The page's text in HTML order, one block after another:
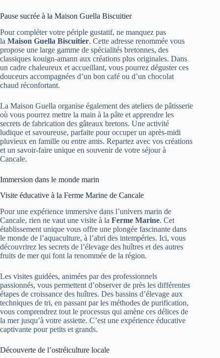
Pause sucrée à la Maison Guella Biscuitier
Pour compléter votre périple gustatif, ne manquez pas
la Maison Guella Biscuitier. Cette adresse renommée vous
propose une large gamme de spécialités bretonnes, des
classiques kouign-amann aux créations plus originales. Dans
un cadre chaleureux et accueillant, vous pourrez déguster ces
douceurs accompagnées d’un bon café ou d’un chocolat
chaud réconfortant.
La Maison Guella organise également des ateliers de pâtisserie
où vous pourrez mettre la main à la pâte et apprendre les
secrets de fabrication des gâteaux bretons. Une activité
ludique et savoureuse, parfaite pour occuper un après-midi
pluvieux en famille ou entre amis. Repartez avec vos créations
et un savoir-faire unique en souvenir de votre séjour à
Cancale.
Immersion dans le monde marin
Visite éducative à la Ferme Marine de Cancale
Pour une expérience immersive dans l’univers marin de
Cancale, rien ne vaut une visite à la Ferme Marine. Cet
établissement unique vous offre une plongée fascinante dans
le monde de l’aquaculture, à l’abri des intempéries. Ici, vous
découvrirez les secrets de l’élevage des huîtres et des autres
fruits de mer qui font la renommée de la région.
Les visites guidées, animées par des professionnels
passionnés, vous permettent d’observer de près les différentes
étapes de croissance des huîtres. Des bassins d’élevage aux
techniques de tri, en passant par les méthodes de purification,
vous comprendrez tout le processus qui amène ces délices de
la mer jusqu’à votre assiette. C’est une expérience éducative
captivante pour petits et grands.
Découverte de l’ostréiculture locale